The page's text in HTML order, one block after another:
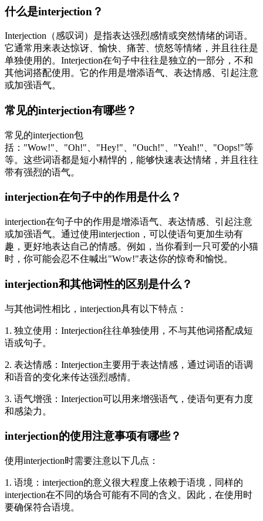
什么是interjection？
Interjection（感叹词）是指表达强烈感情或突然情绪的词语。
它通常用来表达惊讶、愉快、痛苦、愤怒等情绪，并且往往是
单独使用的。Interjection在句子中往往是独立的一部分，不和
其他词搭配使用。它的作用是增添语气、表达情感、引起注意
或加强语气。
常见的interjection有哪些？
常见的interjection包
括："Wow!"、"Oh!"、"Hey!"、"Ouch!"、"Yeah!"、"Oops!"等
等。这些词语都是短小精悍的，能够快速表达情绪，并且往往
带有强烈的语气。
interjection在句子中的作用是什么？
interjection在句子中的作用是增添语气、表达情感、引起注意
或加强语气。通过使用interjection，可以使语句更加生动有
趣，更好地表达自己的情感。例如，当你看到一只可爱的小猫
时，你可能会忍不住喊出"Wow!"表达你的惊奇和愉悦。
interjection和其他词性的区别是什么？
与其他词性相比，interjection具有以下特点：
1. 独立使用：Interjection往往单独使用，不与其他词搭配成短
语或句子。
2. 表达情感：Interjection主要用于表达情感，通过词语的语调
和语音的变化来传达强烈感情。
3. 语气增强：Interjection可以用来增强语气，使语句更有力度
和感染力。
interjection的使用注意事项有哪些？
使用interjection时需要注意以下几点：
1. 语境：interjection的意义很大程度上依赖于语境，同样的
interjection在不同的场合可能有不同的含义。因此，在使用时
要确保符合语境。